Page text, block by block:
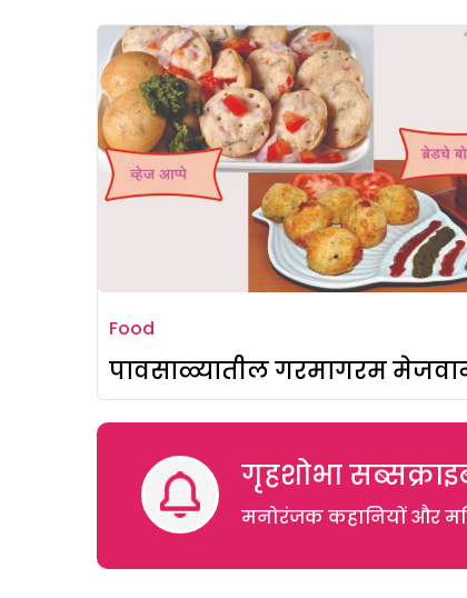
Food
पावसाळ्यातील गरमागरम
गृहशोभा
मनोरंजक कहानियों और